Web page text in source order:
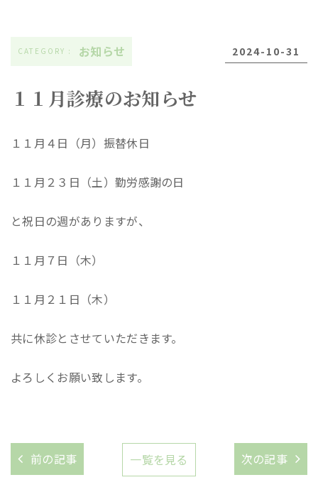
お知らせ 2024-10-31
１１月診療のお知らせ
１１月４日（月）振替休日
１１月２３日（土）勤労感謝の日
と祝日の週がありますが、
１１月７日（木）
１１月２１日（木）
共に休診とさせていただきます。
よろしくお願い致します。
前の記事 一覧を見る 次の記事